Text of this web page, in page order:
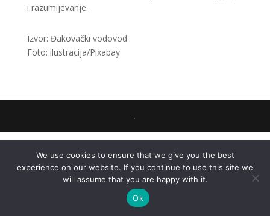
i razumijevanje.
Izvor: Đakovački vodovod
Foto: ilustracija/Pixabay
.
We use cookies to ensure that we give you the best
experience on our website. If you continue to use this site we
will assume that you are happy with it.
Ok